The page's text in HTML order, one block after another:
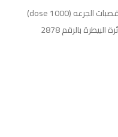
Laprovet France-Hengary لقاح التهاب القصبات الجرعه (1000 dose)
بالرقم 2878